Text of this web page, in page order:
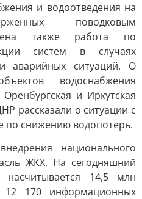
и водоотведения на
поводковым
также работа по
систем в случаях
аварийных ситуаций. О
водоснабжения
и Иркутская
рассказали о ситуации с
по снижению водопотерь.
национального
ЖКХ. На сегодняшний
14,5 млн
12 170 информационных